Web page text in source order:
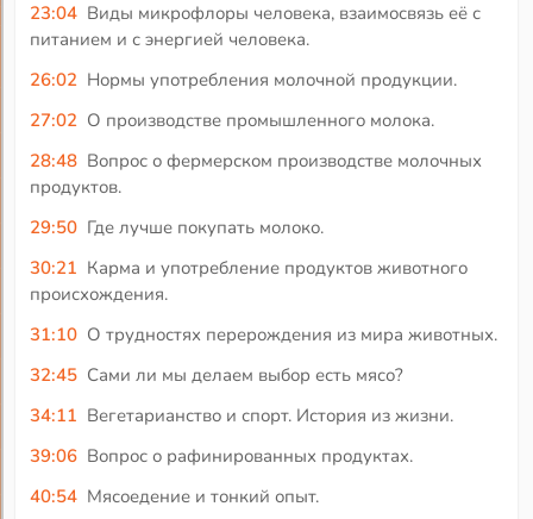
23:04 Виды микрофлоры человека, взаимосвязь её с
питанием и с энергией человека.
26:02 Нормы употребления молочной продукции.
27:02 О производстве промышленного молока.
28:48 Вопрос о фермерском производстве молочных
продуктов.
29:50 Где лучше покупать молоко.
30:21 Карма и употребление продуктов животного
происхождения.
31:10 О трудностях перерождения из мира животных.
32:45 Сами ли мы делаем выбор есть мясо?
34:11 Вегетарианство и спорт. История из жизни.
39:06 Вопрос о рафинированных продуктах.
40:54 Мясоедение и тонкий опыт.